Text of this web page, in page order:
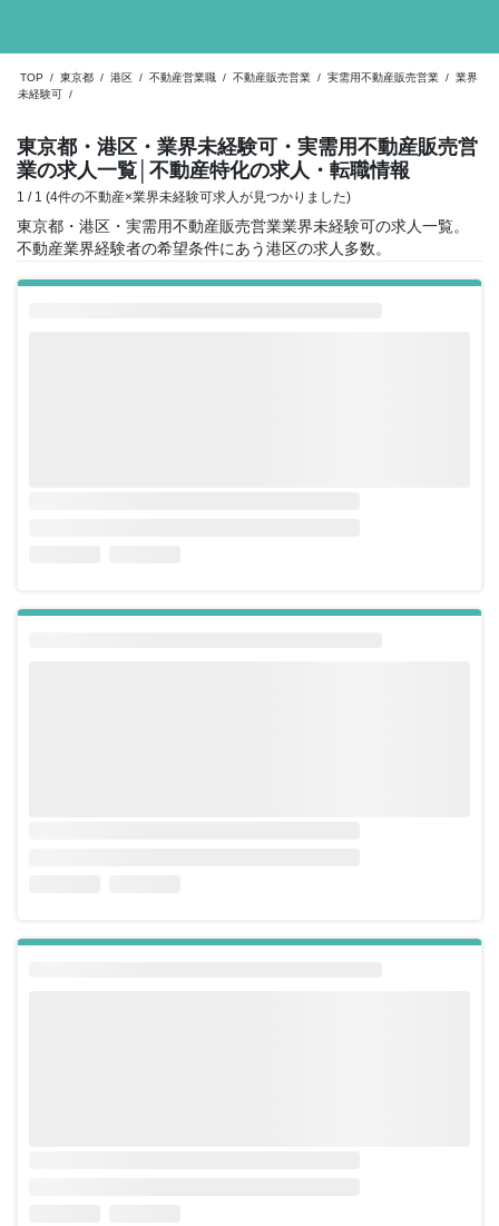
TOP / 東京都 / 港区 / 不動産営業職 / 不動産販売営業 / 実需用不動産販売営業 / 業界
未経験可 /
東京都・港区・業界未経験可・実需用不動産販売営
業の求人一覧 │不動産特化の求人・転職情報
1 / 1 (4件の不動産×業界未経験可求人が見つかりました)
東京都・港区・実需用不動産販売営業業界未経験可の求人一覧。
不動産業界経験者の希望条件にあう港区の求人多数。